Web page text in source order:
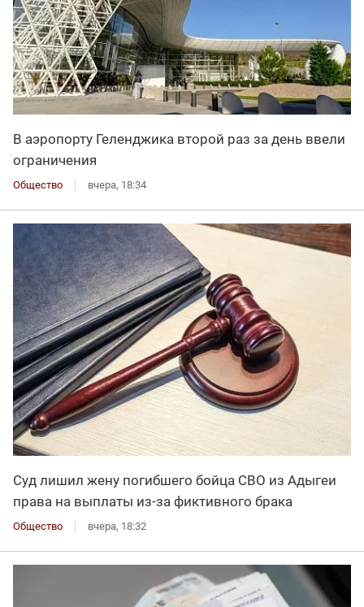
В аэропорту Геленджика второй раз за день ввели
ограничения
Общество вчера, 18:34
Суд лишил жену погибшего бойца СВО из Адыгеи
права на выплаты из-за фиктивного брака
Общество вчера, 18:32